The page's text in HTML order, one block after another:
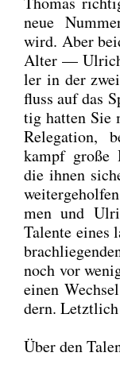
neue
wird. Aber
Alter —
ler in der
fluss auf das
tig hat­ten Sie
Rele­ga­ti­on,
kampf gro­ße
die ihnen
men und
Talen­te eines
noch vor
einen
dern.
Über den